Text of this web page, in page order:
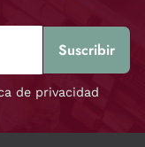
de privacidad